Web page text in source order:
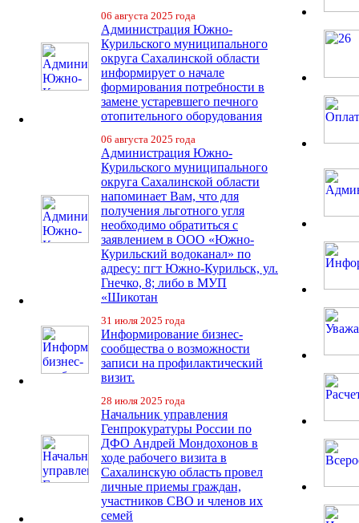
06 августа 2025 года
Администрация Южно-
Курильского муниципального
округа Сахалинской области
информирует о начале
формирования потребности в
замене устаревшего печного
отопительного оборудования
06 августа 2025 года
Администрация Южно-
Курильского муниципального
округа Сахалинской области
напоминает Вам, что для
получения льготного угля
необходимо обратиться с
заявлением в ООО «Южно-
Курильский водоканал» по
адресу: пгт Южно-Курильск, ул.
Гнечко, 8; либо в МУП
«Шикотан
31 июля 2025 года
Информирование бизнес-
сообщества о возможности
записи на профилактический
визит.
28 июля 2025 года
Начальник управления
Генпрокуратуры России по
ДФО Андрей Мондохонов в
ходе рабочего визита в
Сахалинскую область провел
личные приемы граждан,
участников СВО и членов их
семей